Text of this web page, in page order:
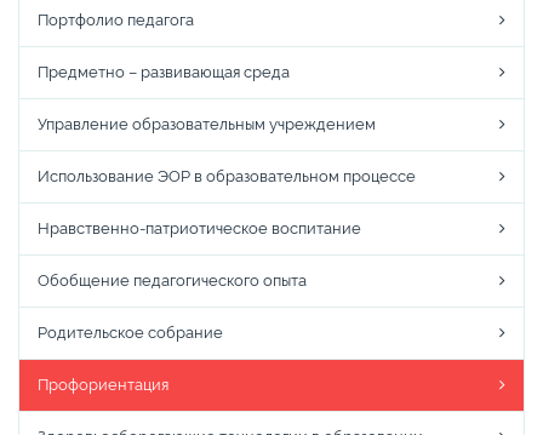
Портфолио педагога
Предметно – развивающая среда
Управление образовательным учреждением
Использование ЭОР в образовательном процессе
Нравственно-патриотическое воспитание
Обобщение педагогического опыта
Родительское собрание
Профориентация